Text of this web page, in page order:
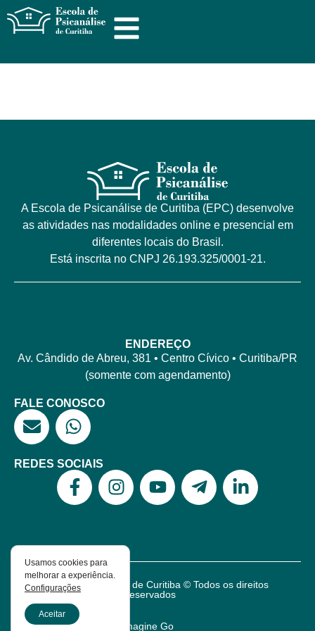
A Escola de Psicanálise de Curitiba (EPC) desenvolve
as atividades nas modalidades online e presencial em
diferentes locais do Brasil.
Está inscrita no CNPJ 26.193.325/0001-21.
ENDEREÇO
Av. Cândido de Abreu, 381 • Centro Cívico • Curitiba/PR
(somente com agendamento)
FALE CONOSCO
REDES SOCIAIS
Escola de Psicanálise de Curitiba © Todos os direitos
reservados
Política de Privacidade
Criado por Hourglass e
Imagine Go
Usamos cookies para
melhorar a experiência.
Configurações
Aceitar